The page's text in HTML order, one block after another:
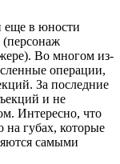
еще в юности
(персонаж
Во многом из-
операции,
За последние
и не
Интересно, что
на губах, которые
самыми